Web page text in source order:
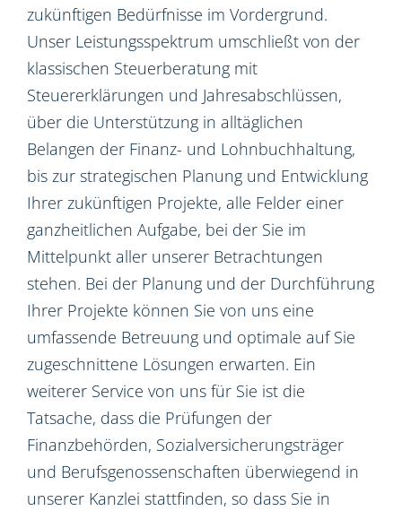
zukünftigen Bedürfnisse im Vordergrund.
Unser Leistungsspektrum umschließt von der
klassischen Steuerberatung mit
Steuererklärungen und Jahresabschlüssen,
über die Unterstützung in alltäglichen
Belangen der Finanz- und Lohnbuchhaltung,
bis zur strategischen Planung und Entwicklung
Ihrer zukünftigen Projekte, alle Felder einer
ganzheitlichen Aufgabe, bei der Sie im
Mittelpunkt aller unserer Betrachtungen
stehen. Bei der Planung und der Durchführung
Ihrer Projekte können Sie von uns eine
umfassende Betreuung und optimale auf Sie
zugeschnittene Lösungen erwarten. Ein
weiterer Service von uns für Sie ist die
Tatsache, dass die Prüfungen der
Finanzbehörden, Sozialversicherungsträger
und Berufsgenossenschaften überwiegend in
unserer Kanzlei stattfinden, so dass Sie in